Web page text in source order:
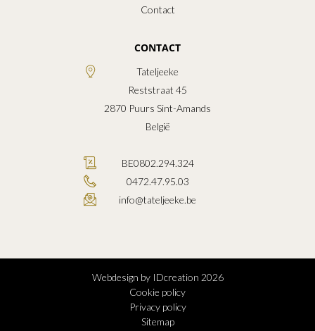
Contact
CONTACT
Tateljeeke
Reststraat 45
2870 Puurs Sint-Amands
België
BE0802.294.324
0472.47.95.03
info@tateljeeke.be
Webdesign by IDcreation 2026
Cookie policy
Privacy policy
Sitemap